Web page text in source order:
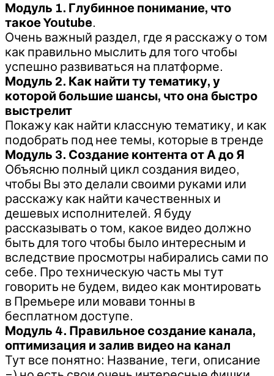
Модуль 1. Глубинное понимание, что
такое Youtube.
Очень важный раздел, где я расскажу о том
как правильно мыслить для того чтобы
успешно развиваться на платформе.
Модуль 2. Как найти ту тематику, у
которой большие шансы, что она быстро
выстрелит
Покажу как найти классную тематику, и как
подобрать под нее темы, которые в тренде
Модуль 3. Создание контента от А до Я
Объясню полный цикл создания видео,
чтобы Вы это делали своими руками или
расскажу как найти качественных и
дешевых исполнителей. Я буду
рассказывать о том, какое видео должно
быть для того чтобы было интересным и
вследствие просмотры набирались сами по
себе. Про техническую часть мы тут
говорить не будем, видео как монтировать
в Премьере или мовави тонны в
бесплатном доступе.
Модуль 4. Правильное создание канала,
оптимизация и залив видео на канал
Тут все понятно: Название, теги, описание